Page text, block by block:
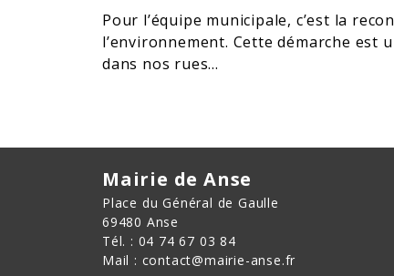
Pour l’équipe municipale, c’est la
l’environnement. Cette démarche est
dans nos rues…
Mairie de Anse
Place du Général de Gaulle
69480 Anse
Tél. : 04 74 67 03 84
Mail : contact@mairie-anse.fr